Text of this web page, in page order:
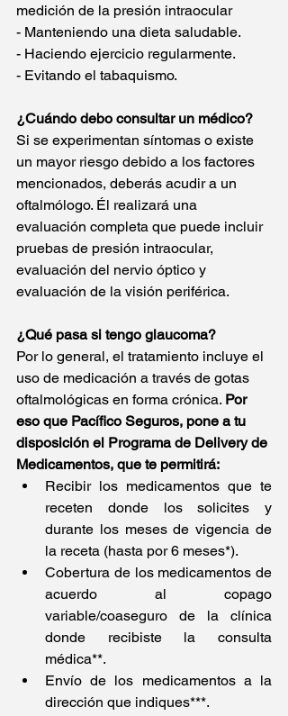
medición de la presión intraocular
- Manteniendo una dieta saludable.
- Haciendo ejercicio regularmente.
- Evitando el tabaquismo.
¿Cuándo debo consultar un médico?
Si se experimentan síntomas o existe
un mayor riesgo debido a los factores
mencionados, deberás acudir a un
oftalmólogo. Él realizará una
evaluación completa que puede incluir
pruebas de presión intraocular,
evaluación del nervio óptico y
evaluación de la visión periférica.
¿Qué pasa si tengo glaucoma?
Por lo general, el tratamiento incluye el
uso de medicación a través de gotas
oftalmológicas en forma crónica. Por
eso que Pacífico Seguros, pone a tu
disposición el Programa de Delivery de
Medicamentos, que te permitirá:
Recibir los medicamentos que te
receten donde los solicites y
durante los meses de vigencia de
la receta (hasta por 6 meses*).
Cobertura de los medicamentos de
acuerdo al copago
variable/coaseguro de la clínica
donde recibiste la consulta
médica**.
Envío de los medicamentos a la
dirección que indiques***.